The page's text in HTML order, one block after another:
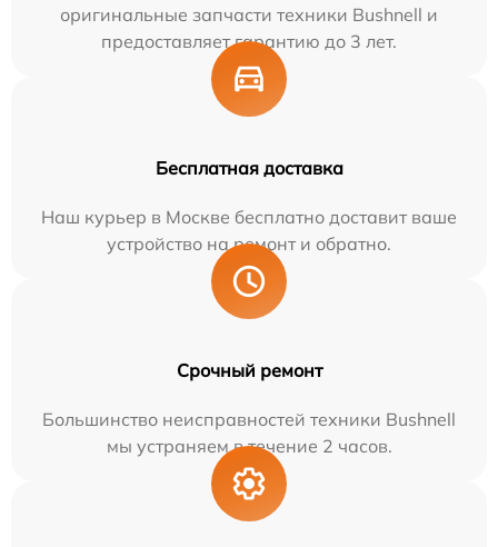
оригинальные запчасти техники Bushnell и
предоставляет гарантию до 3 лет.
Бесплатная доставка
Наш курьер в Москве бесплатно доставит ваше
устройство на ремонт и обратно.
Срочный ремонт
Большинство неисправностей техники Bushnell
мы устраняем в течение 2 часов.